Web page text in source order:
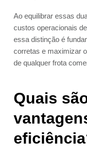
Ao equilibrar essas
custos operacionais
essa distinção é
corretas e maximizar
de qualquer frota
Quais